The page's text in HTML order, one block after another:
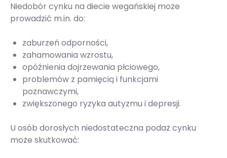
Niedobór cynku na diecie wegańskiej może
prowadzić m.in. do:
zaburzeń odporności,
zahamowania wzrostu,
opóźnienia dojrzewania płciowego,
problemów z pamięcią i funkcjami
poznawczymi,
zwiększonego ryzyka autyzmu i depresji.
U osób dorosłych niedostateczna podaż cynku
może skutkować: